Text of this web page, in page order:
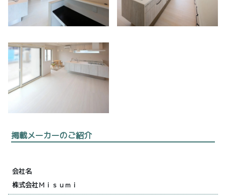
掲載メーカーのご紹介
会社名
株式会社Ｍｉｓｕｍｉ